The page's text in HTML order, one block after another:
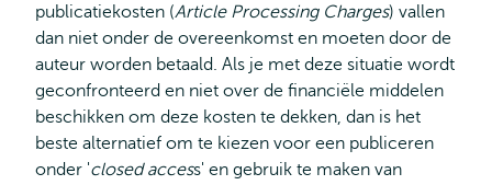
publicatiekosten (Article Processing Charges) vallen
dan niet onder de overeenkomst en moeten door de
auteur worden betaald. Als je met deze situatie wordt
geconfronteerd en niet over de financiële middelen
beschikken om deze kosten te dekken, dan is het
beste alternatief om te kiezen voor een publiceren
onder 'closed access' en gebruik te maken van